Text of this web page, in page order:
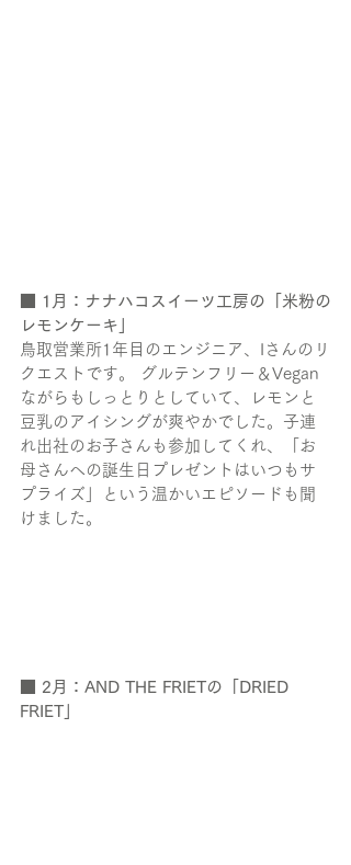
1月：ナナハコスイーツ工房の「米粉の
レモンケーキ」
鳥取営業所1年目のエンジニア、Iさんのリ
クエストです。 グルテンフリー＆Vegan
ながらもしっとりとしていて、レモンと
豆乳のアイシングが爽やかでした。子連
れ出社のお子さんも参加してくれ、「お
母さんへの誕生日プレゼントはいつもサ
プライズ」という温かいエピソードも聞
けました。
■ 2月：AND THE FRIETの「DRIED
FRIET」